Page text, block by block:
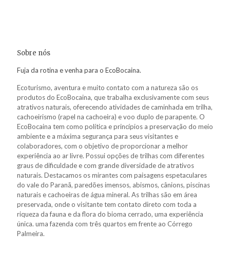
Sobre nós
Fuja da rotina e venha para o EcoBocaina.
Ecoturismo, aventura e muito contato com a natureza são os
produtos do EcoBocaina, que trabalha exclusivamente com seus
atrativos naturais, oferecendo atividades de caminhada em trilha,
cachoeirismo (rapel na cachoeira) e voo duplo de parapente. O
EcoBocaina tem como política e princípios a preservação do meio
ambiente e a máxima segurança para seus visitantes e
colaboradores, com o objetivo de proporcionar a melhor
experiência ao ar livre. Possui opções de trilhas com diferentes
graus de dificuldade e com grande diversidade de atrativos
naturais. Destacamos os mirantes com paisagens espetaculares
do vale do Paranã, paredões imensos, abismos, cânions, piscinas
naturais e cachoeiras de água mineral. As trilhas são em área
preservada, onde o visitante tem contato direto com toda a
riqueza da fauna e da flora do bioma cerrado, uma experiência
única. uma fazenda com três quartos em frente ao Córrego
Palmeira.